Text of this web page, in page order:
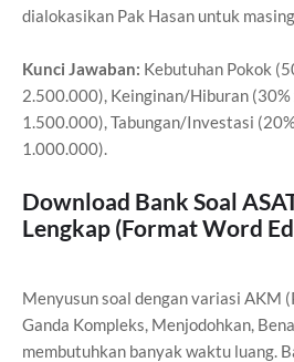
dialokasikan Pak Hasan untuk
Kunci Jawaban: Kebutuhan Pokok
2.500.000), Keinginan/Hiburan
1.500.000), Tabungan/Investasi
1.000.000).
Download Bank Soal
Lengkap (Format Word
Menyusun soal dengan variasi AKM
Ganda Kompleks, Menjodohkan,
membutuhkan banyak waktu luang.